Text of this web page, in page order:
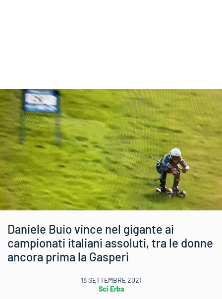
Daniele Buio vince nel gigante ai
campionati italiani assoluti, tra le donne
ancora prima la Gasperi
18 SETTEMBRE 2021
Sci Erba